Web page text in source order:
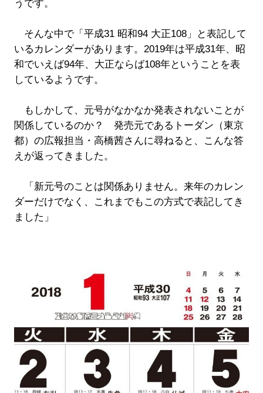
うです。
そんな中で「平成31 昭和94 大正108」と表記して
いるカレンダーがあります。2019年は平成31年、昭
和でいえば94年、大正ならば108年ということを表
しているようです。
もしかして、元号がなかなか発表されないことが
関係しているのか？ 発売元であるトーダン（東京
都）の広報担当・高橋茜さんに尋ねると、こんな答
えが返ってきました。
「新元号のことは関係ありません。来年のカレン
ダーだけでなく、これまでもこの方式で表記してき
ました」